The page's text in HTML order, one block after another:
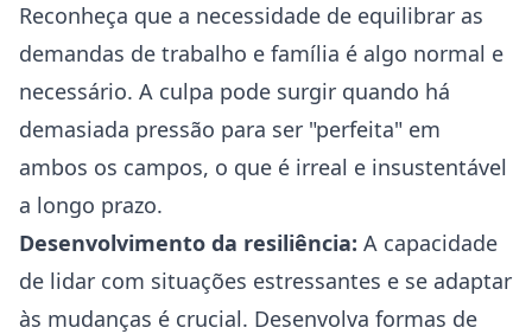
Reconheça que a necessidade de equilibrar as
demandas de trabalho e família é algo normal e
necessário. A culpa pode surgir quando há
demasiada pressão para ser "perfeita" em
ambos os campos, o que é irreal e insustentável
a longo prazo.
Desenvolvimento da resiliência: A capacidade
de lidar com situações estressantes e se adaptar
às mudanças é crucial. Desenvolva formas de